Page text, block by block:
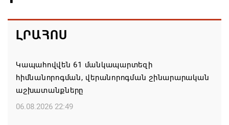
ԼՐԱՀՈՍ
Կապահովվեն 61 մանկապարտեզի
հիմնանորոգման, վերանորոգման շինարարական
աշխատանքները
06.08.2026 22:49